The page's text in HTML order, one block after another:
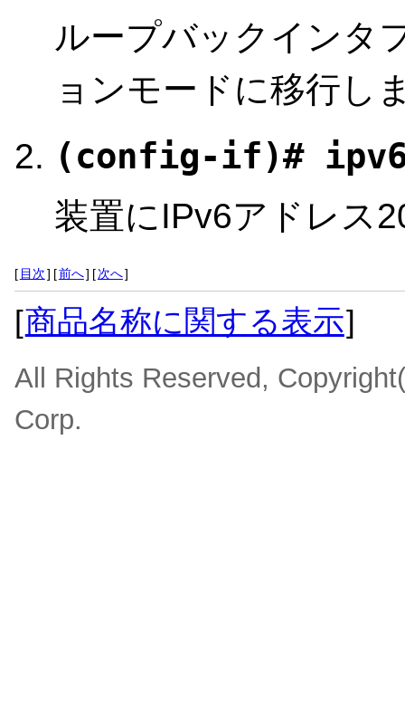
ループバックインタ
ョンモードに移行し
(config-if)# ipv6
装置にIPv6アドレス
[ 目次] [前へ] [次へ]
[商品名称に関する表示]
All Rights Reserved,
Corp.